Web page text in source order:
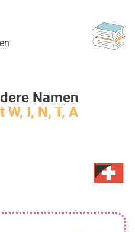
Namen
W, I, N, T, A